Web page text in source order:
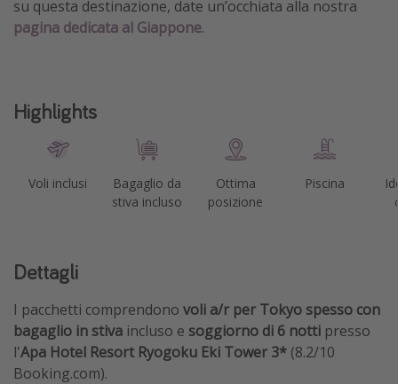
su questa destinazione, date un’occhiata alla nostra
pagina dedicata al Giappone.
Highlights
Voli inclusi
Bagaglio da
stiva incluso
Ottima
posizione
Piscina
Dettagli
I pacchetti comprendono voli a/r per Tokyo spesso con
bagaglio in stiva incluso e soggiorno di 6 notti presso
l'Apa Hotel Resort Ryogoku Eki Tower 3* (8.2/10
Booking.com).